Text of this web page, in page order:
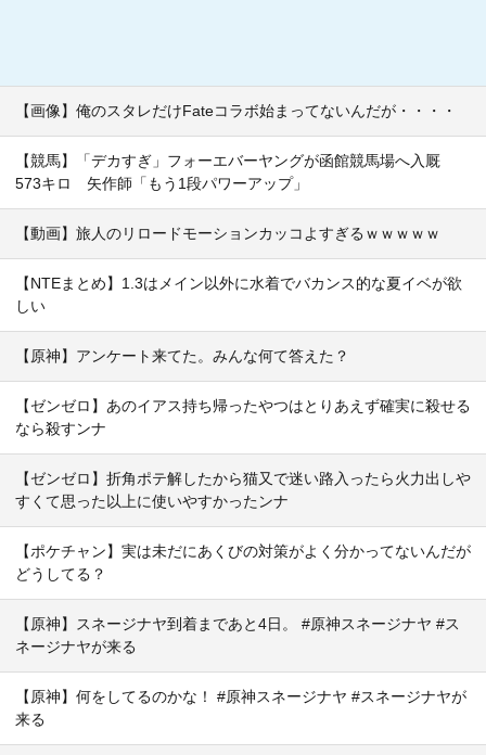
【画像】俺のスタレだけFateコラボ始まってないんだが・・・・
【競馬】「デカすぎ」フォーエバーヤングが函館競馬場へ入厩
573キロ 矢作師「もう1段パワーアップ」
【動画】旅人のリロードモーションカッコよすぎるｗｗｗｗｗ
【NTEまとめ】1.3はメイン以外に水着でバカンス的な夏イベが欲
しい
【原神】アンケート来てた。みんな何て答えた？
【ゼンゼロ】あのイアス持ち帰ったやつはとりあえず確実に殺せる
なら殺すンナ
【ゼンゼロ】折角ポテ解したから猫又で迷い路入ったら火力出しや
すくて思った以上に使いやすかったンナ
【ポケチャン】実は未だにあくびの対策がよく分かってないんだが
どうしてる？
【原神】スネージナヤ到着まであと4日。 #原神スネージナヤ #ス
ネージナヤが来る
【原神】何をしてるのかな！ #原神スネージナヤ #スネージナヤが
来る